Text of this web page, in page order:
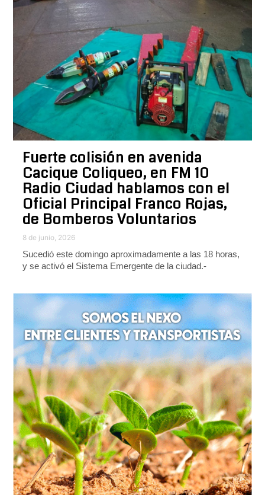
Fuerte colisión en avenida
Cacique Coliqueo, en FM 10
Radio Ciudad hablamos con el
Oficial Principal Franco Rojas,
de Bomberos Voluntarios
8 de junio, 2026
Sucedió este domingo aproximadamente a las 18 horas,
y se activó el Sistema Emergente de la ciudad.-